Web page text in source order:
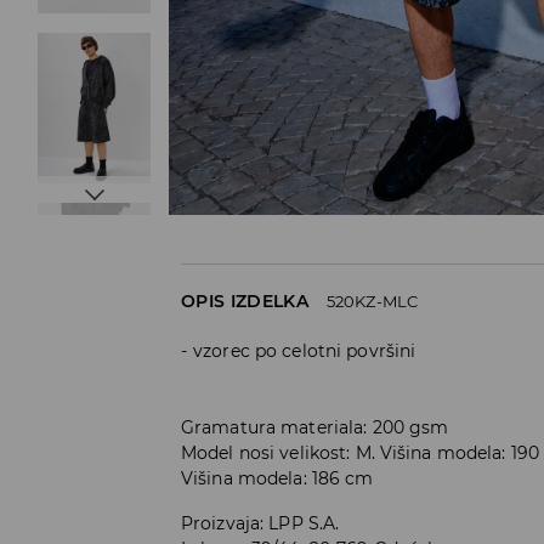
OPIS IZDELKA 520KZ-MLC
vzorec po celotni površini
Gramatura materiala: 200 gsm
Model nosi velikost: M. Višina modela:
Višina modela: 186 cm
Proizvaja: LPP S.A.